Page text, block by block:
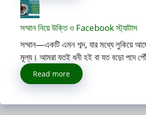
সম্মান নিয়ে উক্তি ও Facebook স্ট্যাটাস
সম্মান—একটি এমন শব্দ, যার মধ্যে লুকিয়ে
মূল্য। আমরা যতই ধনী হই বা যত বড়ো পদে
Read more